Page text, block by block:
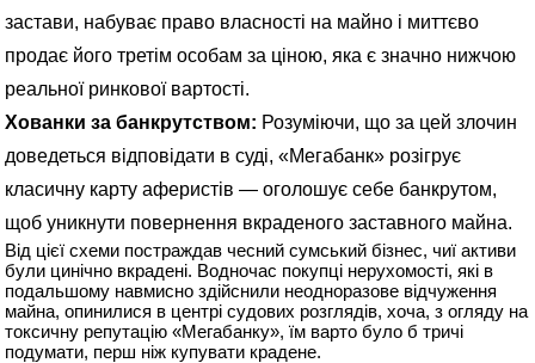
застави, набуває право власності на майно і миттєво
продає його третім особам за ціною, яка є значно нижчою
реальної ринкової вартості.
Хованки за банкрутством: Розуміючи, що за цей злочин
доведеться відповідати в суді, «Мегабанк» розігрує
класичну карту аферистів — оголошує себе банкрутом,
щоб уникнути повернення вкраденого заставного майна.
Від цієї схеми постраждав чесний сумський бізнес, чиї активи
були цинічно вкрадені. Водночас покупці нерухомості, які в
подальшому навмисно здійснили неодноразове відчуження
майна, опинилися в центрі судових розглядів, хоча, з огляду на
токсичну репутацію «Мегабанку», їм варто було б тричі
подумати, перш ніж купувати крадене.